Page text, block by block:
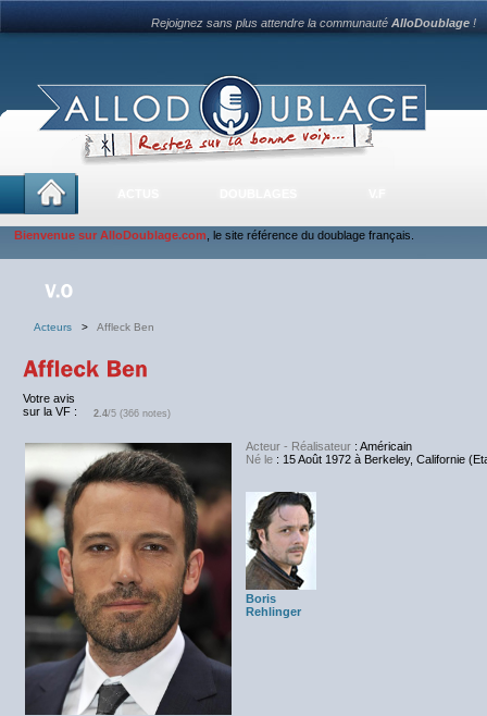
Rejoignez sans plus attendre la communautéAlloDoublage !
Bienvenue sur AlloDoublage.com , le site référence du doublage français.
Acteurs > Affleck Ben
Votre avis
sur la VF :
2.4/5 (366 notes)
Acteur - Réalisateur : Américain
Né le : 15 Août 1972 à Berkeley, Californie
Boris
Rehlinger